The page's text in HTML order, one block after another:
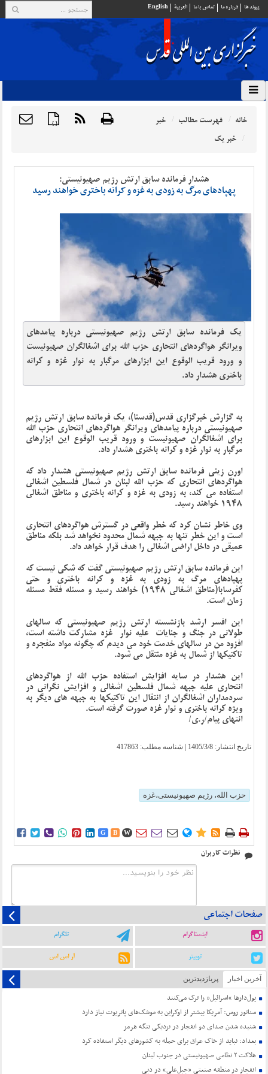
پيوند ها درباره ما تماس با ما العربية English
{ } خانه فهرست مطالب
خبر
خبر یک
هشدار فرمانده سابق ارتش رژیم صهیونیستی:
پهپادهای مرگ به زودی به غزه و کرانه باختری خواهند رسید
یک فرمانده سابق ارتش رژیم صهیونیستی درباره پیامدهای
ویرانگر هواگردهای انتحاری حزب الله برای اشغالگران صهیونیست
و ورود قریب الوقوع این ابزارهای مرگبار به نوار غزه و کرانه
باختری هشدار داد.
به گزارش خبرگزاری قدس(قدسنا)، یک فرمانده سابق ارتش رژیم
صهیونیستی درباره پیامدهای ویرانگر هواگردهای انتحاری حزب الله
برای اشغالگران صهیونیست و ورود قریب الوقوع این ابزارهای
مرگبار به نوار غزه و کرانه باختری هشدار داد.
اورن زینی فرمانده سابق ارتش رژیم صهیونیستی هشدار داد که
هواگردهای انتحاری که حزب الله لبنان در شمال فلسطین اشغالی
استفاده می کند، به زودی به غزه و کرانه باختری و مناطق اشغالی
1948 خواهند رسید.
وی خاطر نشان کرد که خطر واقعی در گسترش هواگردهای انتحاری
است و این خطر تنها به جبهه شمال محدود نخواهد شد بلکه مناطق
عمیقی در داخل اراضی اشغالی را هدف قرار خواهد داد.
این فرمانده سابق ارتش رژیم صهیونیستی گفت که شکی نیست که
پهپادهای مرگ به زودی به غزه و کرانه باختری و حتی
کفرسابا(مناطق اشغالی 1948) خواهند رسید و مسئله فقط مسئله
زمان است.
این افسر ارشد بازنشسته ارتش رژیم صهیونیستی که سالهای
طولانی در جنگ و جنایات علیه نوار غزه مشارکت داشته است،
افزود من در سالهای خدمت خود می دیدم که چگونه مواد منفجره و
تاکتیکها از شمال به غزه منتقل می شود.
این هشدار در سایه افزایش استفاده حزب الله از هواگردهای
انتحاری علیه جبهه شمال فلسطین اشغالی و افزایش نگرانی در
سردمداران اشغالگران از انتقال این تاکتیکها به جبهه های دیگر به
ویژه کرانه باختری و نوار غزه صورت گرفته است.
انتهای پیام/ر.ی/
تاریخ انتشار: 1405/3/8 | شناسه مطلب: 417863
حزب الله، رژیم صهیونیستی،غزه
      G B W        
نظرات کاربران
صفحات اجتماعی
اینستاگرام تلگرام
توییتر آر اس اس
آخرین اخبار پربازدیدترین
پول‌دارها “اسرائیل” را ترک می‌کنند
سناتور روس: آمریکا بیشتر از اوکراین به موشک‌های پاتریوت نیاز دارد
شنیده شدن صدای دو انفجار در نزدیکی تنگه هرمز
بغداد: نباید از خاک عراق برای حمله به کشورهای دیگر استفاده کرد
هلاکت ۲ نظامی صهیونیستی در جنوب لبنان
انفجار در منطقه صنعتی «جبل‌علی» در دبی